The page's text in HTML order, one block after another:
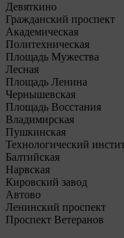
Девяткино
Гражданский проспект
Академическая
Политехническая
Площадь Мужества
Лесная
Площадь Ленина
Чернышевская
Площадь Восстания
Владимирская
Пушкинская
Технологический
Балтийская
Нарвская
Кировский завод
Автово
Ленинский проспект
Проспект Ветеранов